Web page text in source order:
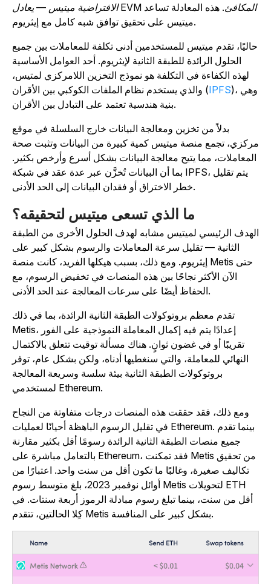
الافتراضية ميتيس — يعادلEVM المكافئ. هذه المعادلة تساعد
تقدم ميتيس للمستخدمين أدنى تكلفة للمعاملات بين جميع
الحلول الرائدة للطبقة الثانية لإيثريوم. أحد العوامل الأساسية
لهذه الكفاءة في التكلفة هو نموذج التخزين اللامركزي لمتيس،
والذي يستخدم نظام الملفات الكوكبي بين الأقران (IPFS)، وهي
بدلاً من تخزين ومعالجة البيانات خارج السلسلة في موقع
تجمع منصة ميتيس كمية كبيرة من البيانات وتثبت صحة
المعاملات، مما يتيح معالجة البيانات بشكل أسرع وأرخص بكثير.
بما أن البيانات تُخزَّن عبر عدة عقد في شبكة IPFS، يتم تقليل
ما الذي تسعى ميتيس لتحقيقه؟
الرئيسي لميتيس مشابه لهدف الحلول الأخرى من الطبقة
الثانية — تقليل سرعة المعاملات والرسوم بشكل كبير على
إيثريوم. ومع ذلك، بسبب هيكلها الفريد، كانت منصة Metis حتى
الآن الأكثر نجاحًا بين هذه المنصات في تخفيض الرسوم، مع
تقدم معظم بروتوكولات الطبقة الثانية الرائدة، بما في ذلك
Metis، إعدادًا يتم فيه إكمال المعاملة النموذجية على الفور
تقريبًا أو في غضون ثوانٍ. هناك مسألة توقيت تتعلق بالاكتمال
النهائي للمعاملة، والتي سنغطيها أدناه، ولكن بشكل عام، توفر
بروتوكولات الطبقة الثانية بيئة سلسة وسريعة المعالجة
لمستخدمي Ethereum.
ومع ذلك، فقد حققت هذه المنصات درجات متفاوتة من النجاح
في تقليل الرسوم الباهظة أحيانًا لعمليات Ethereum. بينما تقدم
جميع منصات الطبقة الثانية الرائدة رسومًا أقل بكثير مقارنة
بالتعامل مباشرة على Ethereum، فقد تمكنت Metis من تحقيق
تكاليف صغيرة، وغالبًا ما تكون أقل من سنت واحد. اعتبارًا من
أوائل نوفمبر 2023، بلغ متوسط رسوم Metis لتحويلات ETH
أقل من سنت، بينما تبلغ رسوم مبادلة الرموز أربعة سنتات. في